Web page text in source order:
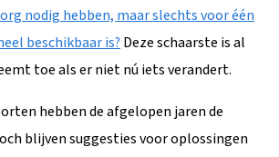
nodig hebben, maar slechts voor één
beschikbaar is?Deze schaarste is al
toe als er niet nú iets verandert.
hebben de afgelopen jaren de
blijven suggesties voor oplossingen